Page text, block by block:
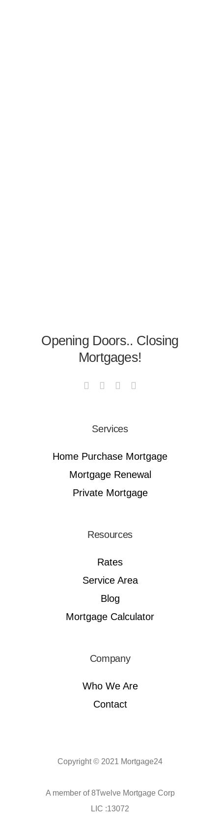
Opening Doors.. Closing
Mortgages!
Services
Home Purchase Mortgage
Mortgage Renewal
Private Mortgage
Resources
Rates
Service Area
Blog
Mortgage Calculator
Company
Who We Are
Contact
Copyright © 2021 Mortgage24
A member of 8Twelve Mortgage Corp
LIC :13072